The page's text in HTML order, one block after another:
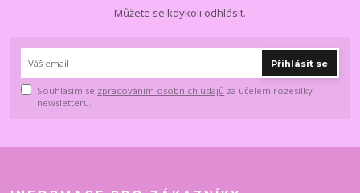
Můžete se kdykoli odhlásit.
Přihlásit se
Souhlasím se zpracováním osobních údajů za účelem rozesílky
newsletteru.